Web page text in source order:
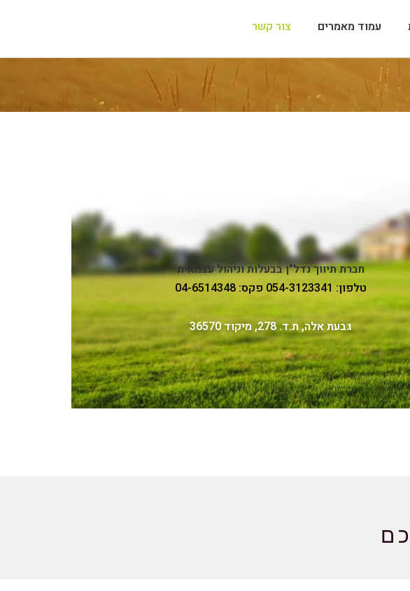
עמוד מאמרים צור קשר
חברת תיווך נדל"ן בבעלות וניהול עצמאית
טלפון: 054-3123341 פקס: 04-6514348
גבעת אלה, ת.ד. 278, מיקוד 36570